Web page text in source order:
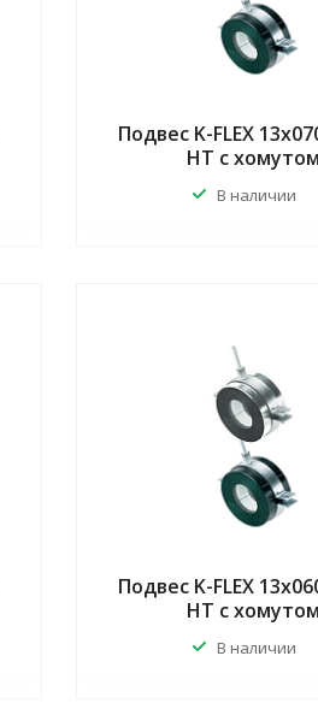
Подвес K-FLEX
HT с хомутом
В наличии
Подвес K-FLEX
HT с хомутом
В наличии